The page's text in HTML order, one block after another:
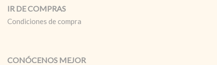
IR DE COMPRAS
Condiciones de compra
CONÓCENOS MEJOR